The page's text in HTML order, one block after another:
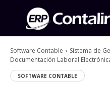
Software Contable
Sistema de
Documentación Laboral
SOFTWARE CONTABLE